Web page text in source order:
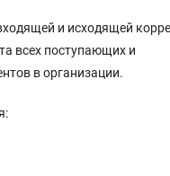
и исходящей
всех поступающих и
в организации.